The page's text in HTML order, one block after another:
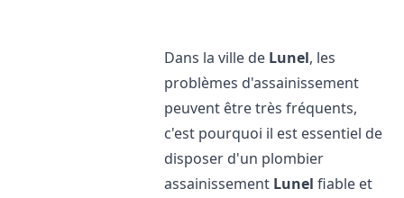
Dans la ville de Lunel, les
problèmes d'assainissement
peuvent être très fréquents,
c'est pourquoi il est essentiel de
disposer d'un plombier
assainissement Lunel fiable et